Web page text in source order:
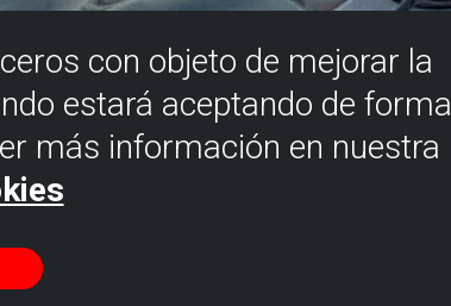
con objeto de mejorar la
estará aceptando de forma
más información en nuestra